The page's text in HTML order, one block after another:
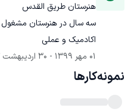
هنرستان طریق القدس
اکادمیک و عملی
01 مهر 1399
- 30 اردیبهشت 1403
نمونه‌کارها